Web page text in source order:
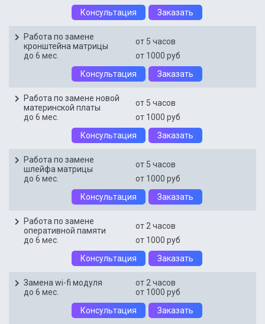
Консультация
Заказать
Работа по замене
кронштейна матрицы
от 5 часов
до 6 мес.
от 1000 руб
Консультация
Заказать
Работа по замене новой
материнской платы
от 5 часов
до 6 мес.
от 1000 руб
Консультация
Заказать
Работа по замене
шлейфа матрицы
от 5 часов
до 6 мес.
от 1000 руб
Консультация
Заказать
Работа по замене
оперативной памяти
от 2 часов
до 6 мес.
от 1000 руб
Консультация
Заказать
Замена wi-fi модуля
от 2 часов
до 6 мес.
от 1000 руб
Консультация
Заказать